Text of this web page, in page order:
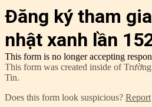
Đăng ký tham
nhật xanh lần
This form is no longer accepting
This form was created inside of
Tin.
Does this form look suspicious? Report